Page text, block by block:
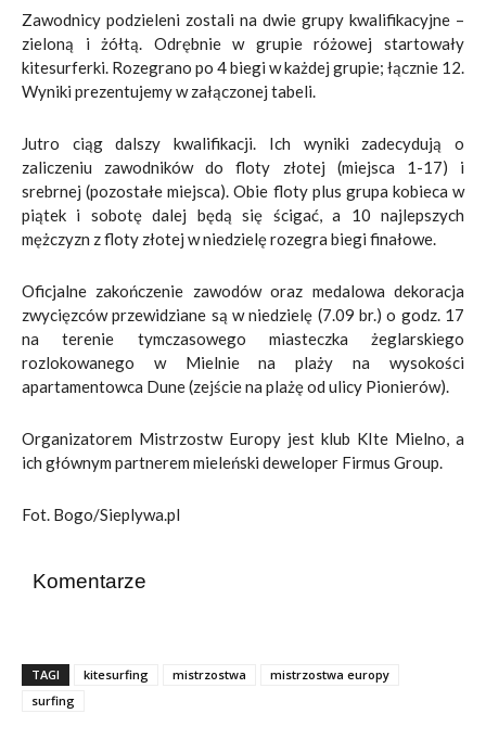
Zawodnicy podzieleni zostali na dwie grupy kwalifikacyjne –
zieloną i żółtą. Odrębnie w grupie różowej startowały
kitesurferki. Rozegrano po 4 biegi w każdej grupie; łącznie 12.
Wyniki prezentujemy w załączonej tabeli.
Jutro ciąg dalszy kwalifikacji. Ich wyniki zadecydują o
zaliczeniu zawodników do floty złotej (miejsca 1-17) i
srebrnej (pozostałe miejsca). Obie floty plus grupa kobieca w
piątek i sobotę dalej będą się ścigać, a 10 najlepszych
mężczyzn z floty złotej w niedzielę rozegra biegi finałowe.
Oficjalne zakończenie zawodów oraz medalowa dekoracja
zwycięzców przewidziane są w niedzielę (7.09 br.) o godz. 17
na terenie tymczasowego miasteczka żeglarskiego
rozlokowanego w Mielnie na plaży na wysokości
apartamentowca Dune (zejście na plażę od ulicy Pionierów).
Organizatorem Mistrzostw Europy jest klub KIte Mielno, a
ich głównym partnerem mieleński deweloper Firmus Group.
Fot. Bogo/Sieplywa.pl
Komentarze
TAGI kitesurfing mistrzostwa
mistrzostwa europy
surfing